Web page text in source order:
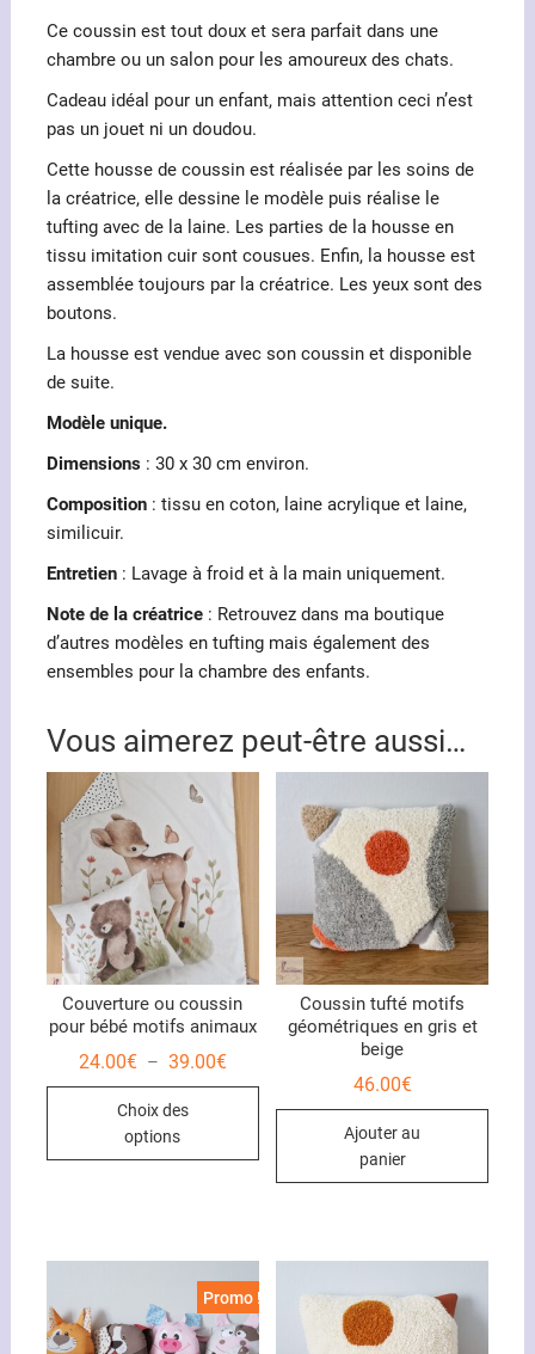
Ce coussin est tout doux et sera parfait dans une
chambre ou un salon pour les amoureux des chats.
Cadeau idéal pour un enfant, mais attention ceci n’est
pas un jouet ni un doudou.
Cette housse de coussin est réalisée par les soins de
la créatrice, elle dessine le modèle puis réalise le
tufting avec de la laine. Les parties de la housse en
tissu imitation cuir sont cousues. Enfin, la housse est
assemblée toujours par la créatrice. Les yeux sont des
boutons.
La housse est vendue avec son coussin et disponible
de suite.
Modèle unique.
Dimensions: 30 x 30 cm environ.
Composition: tissu en coton, laine acrylique et laine,
similicuir.
Entretien: Lavage à froid et à la main uniquement.
Note de la créatrice: Retrouvez dans ma boutique
d’autres modèles en tufting mais également des
ensembles pour la chambre des enfants.
Vous aimerez peut-être aussi…
Couverture ou coussin
pour bébé motifs animaux
24.00€ – 39.00€Plage
24.00€
Choix des
options
Ce
plusieurs
options
peuvent
être
Coussin tufté motifs
géométriques en gris et
beige
46.00€
Ajouter au
panier
Promo !